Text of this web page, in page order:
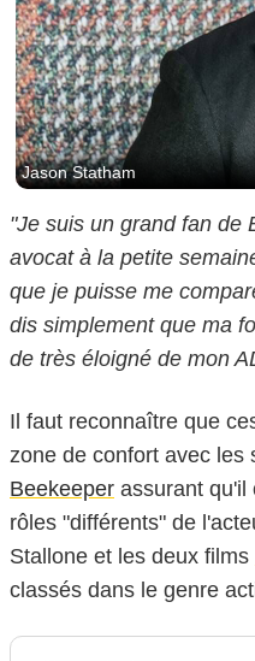
Jason Statham
"Je suis un grand fan de
avocat à la petite
que je puisse me
dis simplement que ma
de très éloigné de mon
Il faut reconnaître que
zone de confort avec les
Beekeeper assurant qu'il
rôles "différents" de
Stallone et les deux films
classés dans le genre